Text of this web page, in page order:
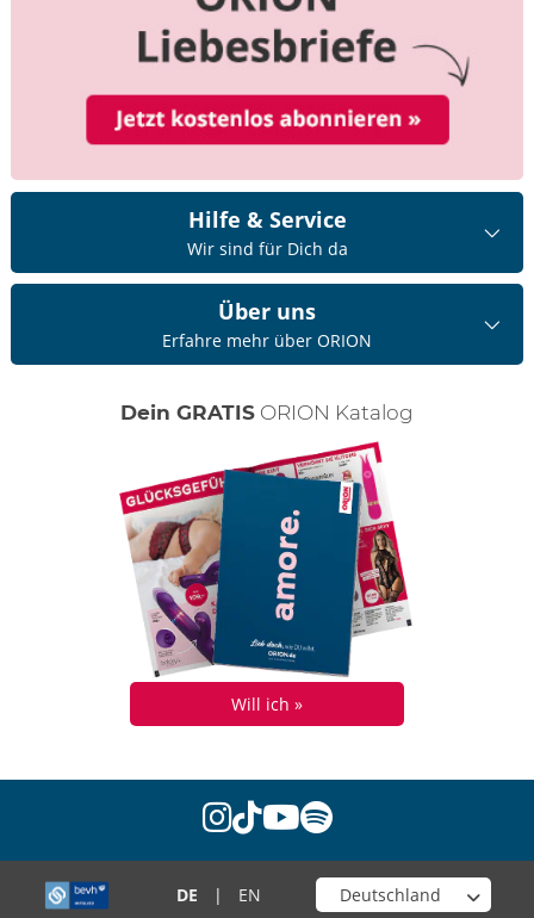
Hilfe & Service
Wir sind für Dich da
Über uns
Erfahre mehr über ORION
Dein GRATIS ORION Katalog
Will ich »
instagram
tiktok
youtube
spotify
DE | EN Wähle deinen Shop